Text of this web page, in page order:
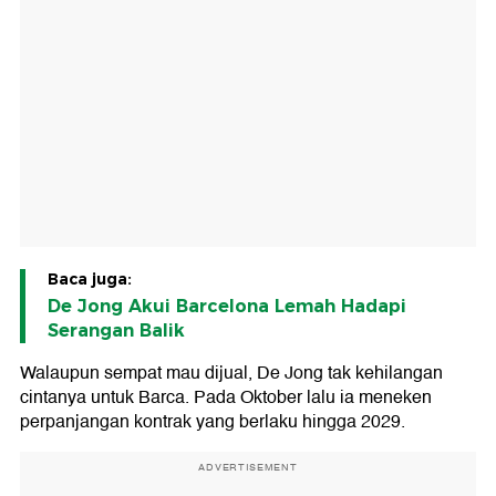
Baca juga:
De Jong Akui Barcelona Lemah Hadapi
Serangan Balik
Walaupun sempat mau dijual, De Jong tak kehilangan
cintanya untuk Barca. Pada Oktober lalu ia meneken
perpanjangan kontrak yang berlaku hingga 2029.
ADVERTISEMENT